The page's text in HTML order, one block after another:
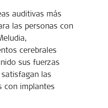
auditivas más
las personas con
cerebrales
sus fuerzas
las
con implantes